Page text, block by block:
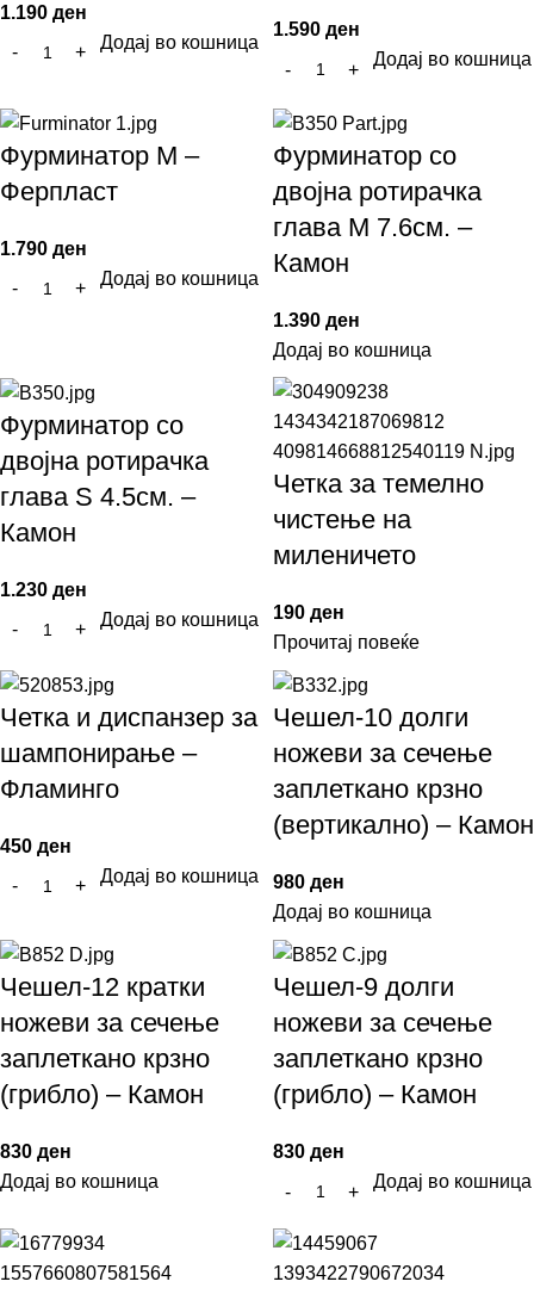
1.190 ден
Додај во кошница
1.590 ден
Додај во кошница
Фурминатор М –
Ферпласт
1.790 ден
Додај во кошница
Фурминатор со
двојна ротирачка
глава M 7.6см. –
Камон
1.390 ден
Додај во кошница
Фурминатор со
двојна ротирачка
глава S 4.5см. –
Камон
1.230 ден
Додај во кошница
Четка за темелно
чистење на
миленичето
190 ден
Прочитај повеќе
Четка и диспанзер за
шампонирање –
Фламинго
450 ден
Додај во кошница
Чешел-10 долги
ножеви за сечење
заплеткано крзно
(вертикално) – Камон
980 ден
Додај во кошница
Чешел-12 кратки
ножеви за сечење
заплеткано крзно
(грибло) – Камон
830 ден
Додај во кошница
Чешел-9 долги
ножеви за сечење
заплеткано крзно
(грибло) – Камон
830 ден
Додај во кошница